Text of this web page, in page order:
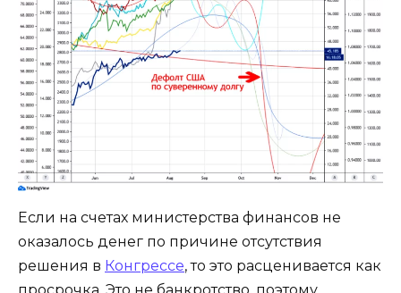
Если на счетах министерства финансов не
оказалось денег по причине отсутствия
решения в Конгрессе, то это расценивается как
просрочка. Это не банкротство, поэтому